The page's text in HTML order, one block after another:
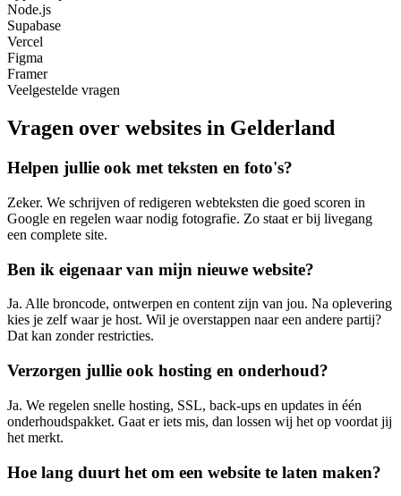
Node.js
Supabase
Vercel
Figma
Framer
Veelgestelde vragen
Vragen over websites in Gelderland
Helpen jullie ook met teksten en foto's?
Zeker. We schrijven of redigeren webteksten die goed scoren in
Google en regelen waar nodig fotografie. Zo staat er bij livegang
een complete site.
Ben ik eigenaar van mijn nieuwe website?
Ja. Alle broncode, ontwerpen en content zijn van jou. Na oplevering
kies je zelf waar je host. Wil je overstappen naar een andere partij?
Dat kan zonder restricties.
Verzorgen jullie ook hosting en onderhoud?
Ja. We regelen snelle hosting, SSL, back-ups en updates in één
onderhoudspakket. Gaat er iets mis, dan lossen wij het op voordat jij
het merkt.
Hoe lang duurt het om een website te laten maken?